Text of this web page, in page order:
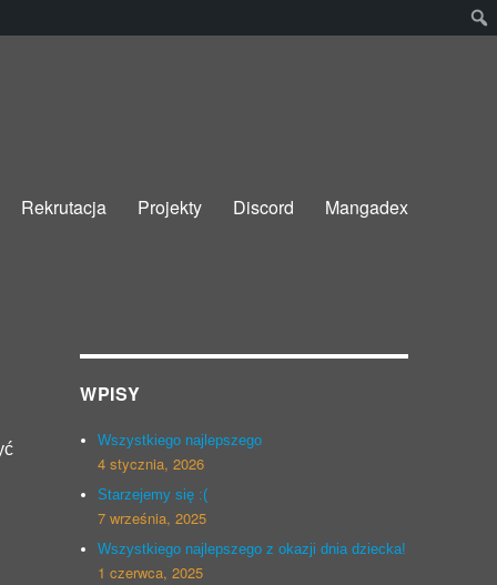
Rekrutacja Projekty Discord Mangadex
WPISY
Wszystkiego najlepszego
4 stycznia, 2026
Starzejemy się :(
7 września, 2025
Wszystkiego najlepszego z okazji dnia dziecka!
1 czerwca, 2025